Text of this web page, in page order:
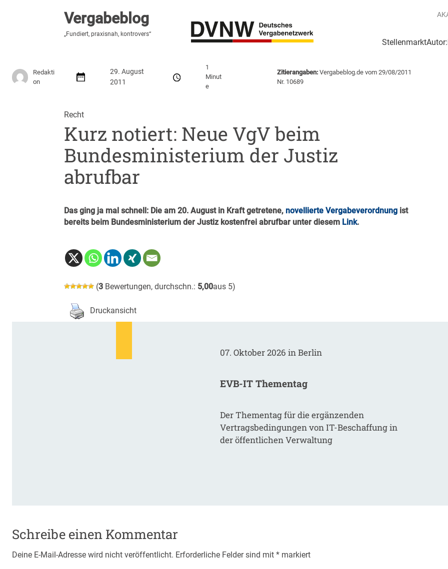
Vergabeblog
„Fundiert, praxisnah, kontrovers“
Stellenmarkt
Vergabeblog
„Hier lesen Sie es zuerst“
Redakti
on
29. August
2011
1
Minut
e
Zitierangaben:Vergabeblog.de vom 29/08/2011
Nr. 10689
Recht
Kurz notiert: Neue VgV beim
Bundesministerium der Justiz
abrufbar
Das ging ja mal schnell: Die am 20. August in Kraft getretene, novellierte Vergabeverordnung ist
bereits beim Bundesministerium der Justiz kostenfrei abrufbar unter diesem Link.
(3 Bewertungen, durchschn.: 5,00aus 5)
Druckansicht
07. Oktober 2026 in Berlin
EVB-IT Thementag
Der Thementag für die ergänzenden
Vertragsbedingungen von IT-Beschaffung in
der öffentlichen Verwaltung
Schreibe einen Kommentar
Deine E-Mail-Adresse wird nicht veröffentlicht. Erforderliche Felder sind mit * markiert